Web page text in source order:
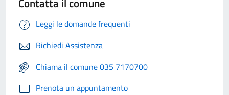
Leggi le domande frequenti
Richiedi Assistenza
Chiama il comune 035 7170700
Prenota un appuntamento